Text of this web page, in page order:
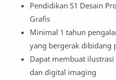
Pendidikan S1 Desain
Grafis
Minimal 1 tahun
yang bergerak dibidang
Dapat membuat
dan digital imaging